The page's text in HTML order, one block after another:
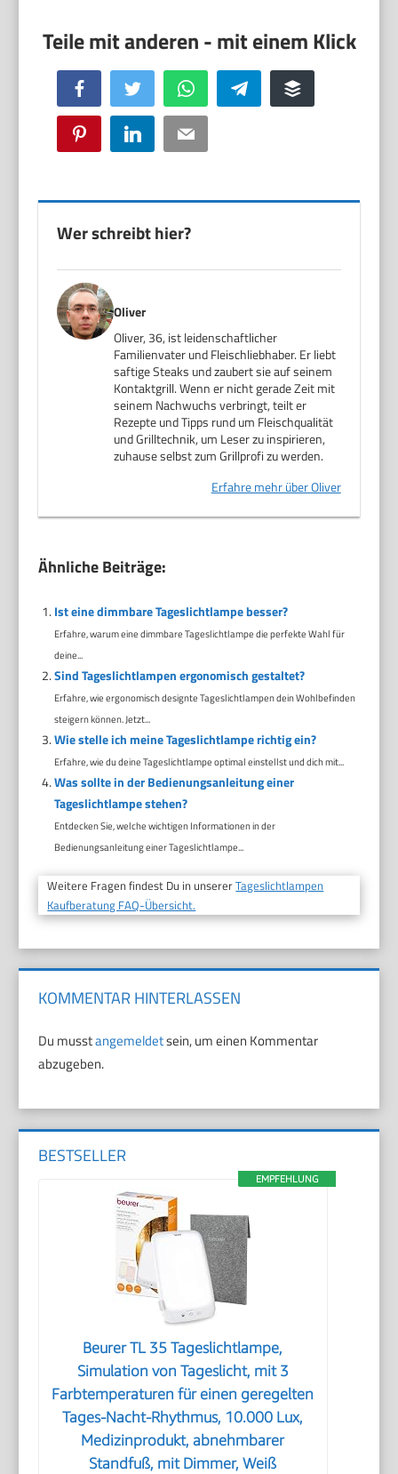
Facebook Twitter WhatsApp Telegram Buffer
Pinterest LinkedIn Email
Wer schreibt hier?
Oliver
Oliver, 36, ist leidenschaftlicher
Familienvater und Fleischliebhaber. Er liebt
saftige Steaks und zaubert sie auf seinem
Kontaktgrill. Wenn er nicht gerade Zeit mit
seinem Nachwuchs verbringt, teilt er
Rezepte und Tipps rund um Fleischqualität
und Grilltechnik, um Leser zu inspirieren,
zuhause selbst zum Grillprofi zu werden.
Erfahre mehr über Oliver
Ähnliche Beiträge:
Ist eine dimmbare Tageslichtlampe besser?
Erfahre, warum eine dimmbare Tageslichtlampe die perfekte Wahl für
deine...
Sind Tageslichtlampen ergonomisch gestaltet?
Erfahre, wie ergonomisch designte Tageslichtlampen dein Wohlbefinden
steigern können. Jetzt...
Wie stelle ich meine Tageslichtlampe richtig ein?
Erfahre, wie du deine Tageslichtlampe optimal einstellst und dich mit...
Was sollte in der Bedienungsanleitung einer
Tageslichtlampe stehen?
Entdecken Sie, welche wichtigen Informationen in der
Bedienungsanleitung einer Tageslichtlampe...
Weitere Fragen findest Du in unsererTageslichtlampen
Kaufberatung FAQ-Übersicht.
KOMMENTAR HINTERLASSEN
Du musstangemeldetsein, um einen Kommentar
abzugeben.
BESTSELLER
EMPFEHLUNG
Beurer TL 35 Tageslichtlampe,
Simulation von Tageslicht, mit 3
Farbtemperaturen für einen geregelten
Tages-Nacht-Rhythmus, 10.000 Lux,
Medizinprodukt, abnehmbarer
Standfuß, mit Dimmer, Weiß